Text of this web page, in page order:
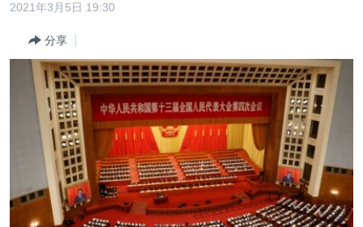
内
检
港澳
国际
最新国际新闻
印太
中东
欧洲
非洲
美洲
分类新闻
经济·金融·贸易
人权·法律·宗教
科教·文娱·体健
军事
劳工
美中关系
热点专题
白宫要闻
国会报道
美中关系
VOA视频
VOA今日焦点
中文广播
2021年3月5日 19:30
分享